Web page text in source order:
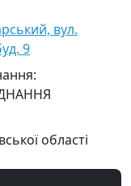
вул.
9
області